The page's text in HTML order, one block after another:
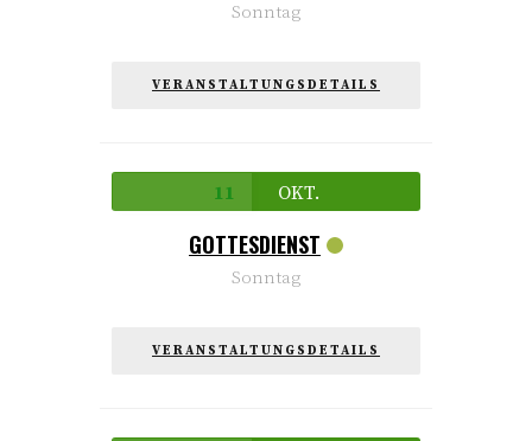
Sonntag
VERANSTALTUNGSDETAILS
11 OKT.
GOTTESDIENST
Sonntag
VERANSTALTUNGSDETAILS